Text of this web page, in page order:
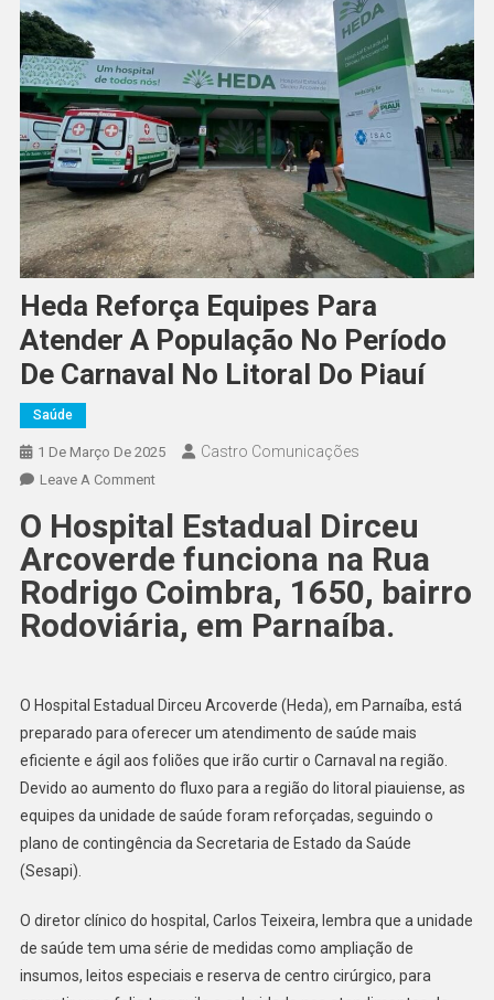
Heda Reforça Equipes Para
Atender A População No Período
De Carnaval No Litoral Do Piauí
Saúde
1 De Março De 2025 Castro Comunicações
Leave A Comment
O Hospital Estadual Dirceu
Arcoverde funciona na Rua
Rodrigo Coimbra, 1650, bairro
Rodoviária, em Parnaíba.
O Hospital Estadual Dirceu Arcoverde (Heda), em Parnaíba, está
preparado para oferecer um atendimento de saúde mais
eficiente e ágil aos foliões que irão curtir o Carnaval na região.
Devido ao aumento do fluxo para a região do litoral piauiense, as
equipes da unidade de saúde foram reforçadas, seguindo o
plano de contingência da Secretaria de Estado da Saúde
(Sesapi).
O diretor clínico do hospital, Carlos Teixeira, lembra que a unidade
de saúde tem uma série de medidas como ampliação de
insumos, leitos especiais e reserva de centro cirúrgico, para